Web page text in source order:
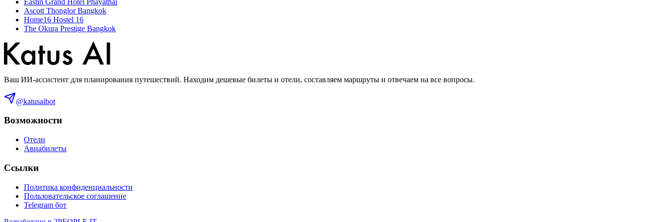
Ascott Thonglor Bangkok
Home16 Hostel 16
The Okura Prestige Bangkok
Ваш ИИ-ассистент для планирования путешествий. Находим дешевые билеты и отели, составляем маршруты и отвечаем на все вопросы.
@katusaibot
Возможности
Отели
Авиабилеты
Ссылки
Политика конфиденциальности
Пользовательское соглашение
Telegram бот